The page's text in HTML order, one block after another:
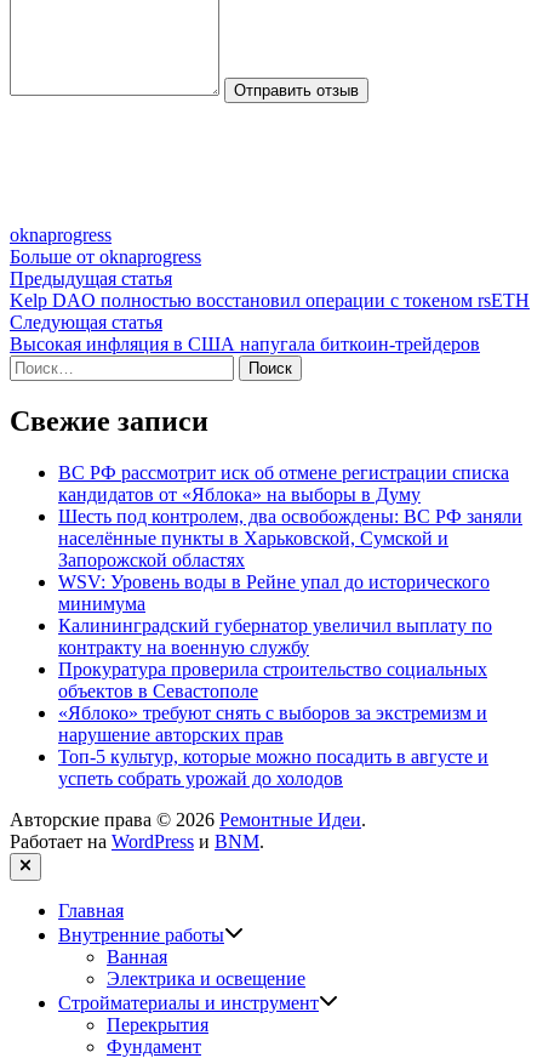
Отправить отзыв
oknaprogress
Больше от oknaprogress
Навигация
по
записям
Предыдущая статьяПредыдущая
статья:
Kelp DAO полностью восстановил операции с токеном rsETH
Следующая статьяСледующая
статья:
Высокая инфляция в США напугала биткоин-трейдеров
Найти:
Свежие записи
ВС РФ рассмотрит иск об отмене регистрации списка
кандидатов от «Яблока» на выборы в Думу
Шесть под контролем, два освобождены: ВС РФ заняли
населённые пункты в Харьковской, Сумской и
Запорожской областях
WSV: Уровень воды в Рейне упал до исторического
минимума
Калининградский губернатор увеличил выплату по
контракту на военную службу
Прокуратура проверила строительство социальных
объектов в Севастополе
«Яблоко» требуют снять с выборов за экстремизм и
нарушение авторских прав
Топ-5 культур, которые можно посадить в августе и
успеть собрать урожай до холодов
Авторские права © 2026 Ремонтные Идеи.
Работает на WordPress и BNM.
Закрыть
Главная
Внутренние работы
Ванная
Электрика и освещение
Стройматериалы и инструмент
Перекрытия
Фундамент